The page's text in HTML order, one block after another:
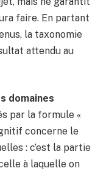
faire. En partant
la taxonomie
attendu au
domaines
par la formule «
concerne le
: c’est la partie
à laquelle on